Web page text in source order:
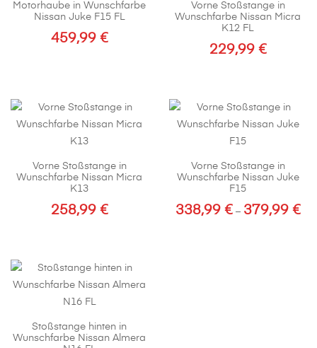
Motorhaube in Wunschfarbe
Nissan Juke F15 FL
459,99 €
Vorne Stoßstange in
Wunschfarbe Nissan Micra
K12 FL
229,99 €
Vorne Stoßstange in
Wunschfarbe Nissan Micra
K13
258,99 €
weist
mehrere
Varianten
Die
Vorne Stoßstange in
Wunschfarbe Nissan Juke
F15
338,99 € – 379,99 €
Stoßstange hinten in
Wunschfarbe Nissan Almera